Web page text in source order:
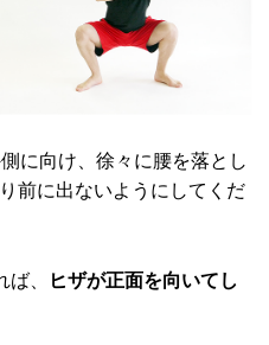
に向け、徐々に腰を落とし
前に出ないようにしてくだ
、
ヒザが正面を向いてし